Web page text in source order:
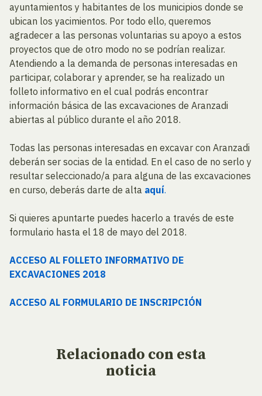
ayuntamientos y habitantes de los municipios donde se
ubican los yacimientos. Por todo ello, queremos
agradecer a las personas voluntarias su apoyo a estos
proyectos que de otro modo no se podrían realizar.
Atendiendo a la demanda de personas interesadas en
participar, colaborar y aprender, se ha realizado un
folleto informativo en el cual podrás encontrar
información básica de las excavaciones de Aranzadi
abiertas al público durante el año 2018.
Todas las personas interesadas en excavar con Aranzadi
deberán ser socias de la entidad. En el caso de no serlo y
resultar seleccionado/a para alguna de las excavaciones
en curso, deberás darte de alta aquí.
Si quieres apuntarte puedes hacerlo a través de este
formulario hasta el 18 de mayo del 2018.
ACCESO AL FOLLETO INFORMATIVO DE
EXCAVACIONES 2018
ACCESO AL FORMULARIO DE INSCRIPCIÓN
Relacionado con esta
noticia